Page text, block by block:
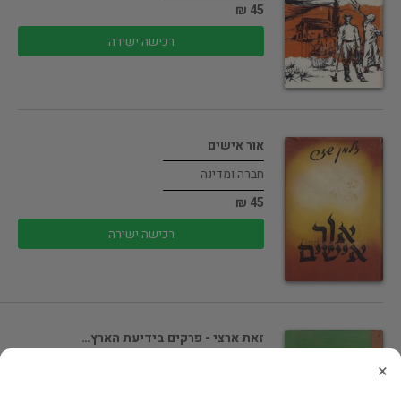
45 ₪
רכישה ישירה
אור אישים
חברה ומדינה
45 ₪
רכישה ישירה
זאת ארצי - פרקים בידיעת הארץ…
×